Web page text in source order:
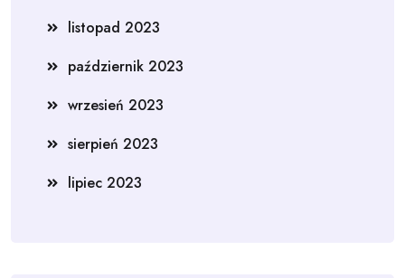
listopad 2023
październik 2023
wrzesień 2023
sierpień 2023
lipiec 2023